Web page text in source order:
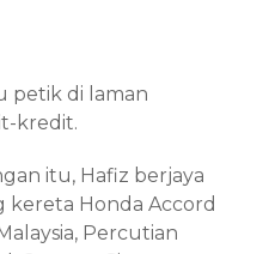
petik di laman
kredit.
itu, Hafiz berjaya
kereta Honda Accord
Percutian